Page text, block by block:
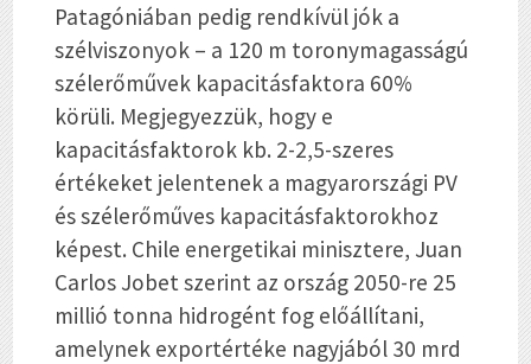
Patagóniában pedig rendkívül jók a
szélviszonyok – a 120 m toronymagasságú
szélerőművek kapacitásfaktora 60%
körüli. Megjegyezzük, hogy e
kapacitásfaktorok kb. 2-2,5-szeres
értékeket jelentenek a magyarországi PV
és szélerőműves kapacitásfaktorokhoz
képest. Chile energetikai minisztere, Juan
Carlos Jobet szerint az ország 2050-re 25
millió tonna hidrogént fog előállítani,
amelynek exportértéke nagyjából 30 mrd